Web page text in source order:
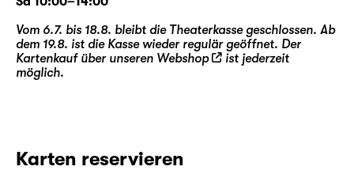
Vom 6.7. bis 18.8. bleibt die Theaterkasse geschlossen. Ab
dem 19.8. ist die Kasse wieder regulär geöffnet. Der
Kartenkauf über unseren Webshop
ist jederzeit
möglich.
Karten reservieren